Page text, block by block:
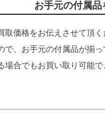
お手元の付属品
取価格をお伝えさせて頂
で、お手元の付属品が揃っ
合でもお買い取り可能で